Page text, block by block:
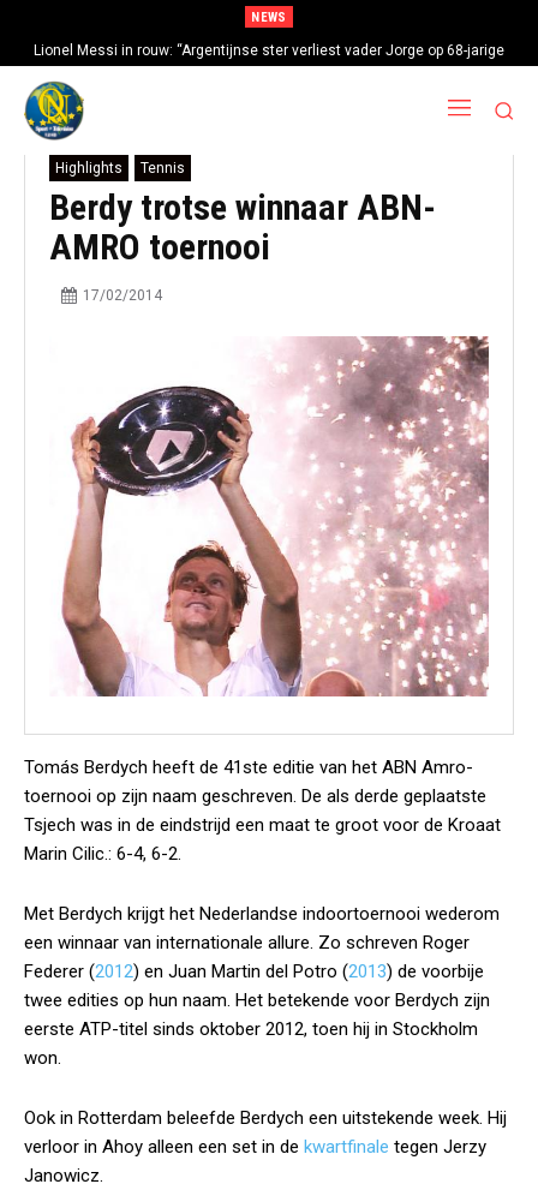
NEWS
Lionel Messi in rouw: “Argentijnse ster verliest vader Jorge op 68-jarige
leeftijd na gezondheidsproblemen”
Highlights Tennis
Berdy trotse winnaar ABN-
AMRO toernooi
17/02/2014
Tomás Berdych heeft de 41ste editie van het ABN Amro-
toernooi op zijn naam geschreven. De als derde geplaatste
Tsjech was in de eindstrijd een maat te groot voor de Kroaat
Marin Cilic.: 6-4, 6-2.
Met Berdych krijgt het Nederlandse indoortoernooi wederom
een winnaar van internationale allure. Zo schreven Roger
Federer (2012) en Juan Martin del Potro (2013) de voorbije
twee edities op hun naam. Het betekende voor Berdych zijn
eerste ATP-titel sinds oktober 2012, toen hij in Stockholm
won.
Ook in Rotterdam beleefde Berdych een uitstekende week. Hij
verloor in Ahoy alleen een set in de kwartfinale tegen Jerzy
Janowicz.